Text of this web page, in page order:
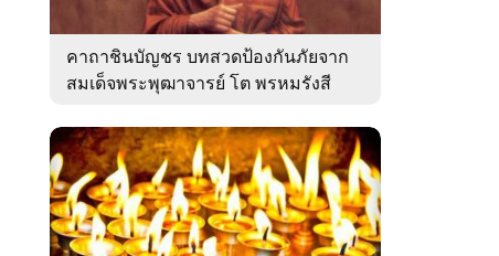
คาถาชินบัญชร บทสวดป้องกันภัยจาก
สมเด็จพระพุฒาจารย์ โต พรหมรังสี